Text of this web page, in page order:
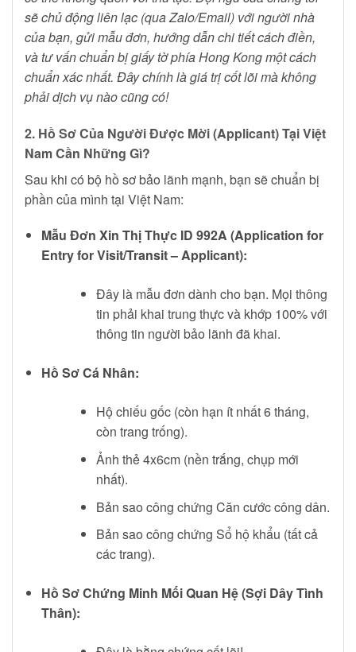
sẽ chủ động liên lạc (qua Zalo/Email) với người nhà
của bạn, gửi mẫu đơn, hướng dẫn chi tiết cách điền,
và tư vấn chuẩn bị giấy tờ phía Hong Kong một cách
chuẩn xác nhất. Đây chính là giá trị cốt lõi mà không
phải dịch vụ nào cũng có!
2. Hồ Sơ Của Người Được Mời (Applicant) Tại Việt
Nam Cần Những Gì?
Sau khi có bộ hồ sơ bảo lãnh mạnh, bạn sẽ chuẩn bị
phần của mình tại Việt Nam:
Mẫu Đơn Xin Thị Thực ID 992A (Application for
Entry for Visit/Transit – Applicant):
Đây là mẫu đơn dành cho bạn. Mọi thông
tin phải khai trung thực và khớp 100% với
thông tin người bảo lãnh đã khai.
Hồ Sơ Cá Nhân:
Hộ chiếu gốc (còn hạn ít nhất 6 tháng,
còn trang trống).
Ảnh thẻ 4x6cm (nền trắng, chụp mới
nhất).
Bản sao công chứng Căn cước công dân.
Bản sao công chứng Sổ hộ khẩu (tất cả
các trang).
Hồ Sơ Chứng Minh Mối Quan Hệ (Sợi Dây Tình
Thân):